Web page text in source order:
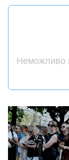
Неможливо